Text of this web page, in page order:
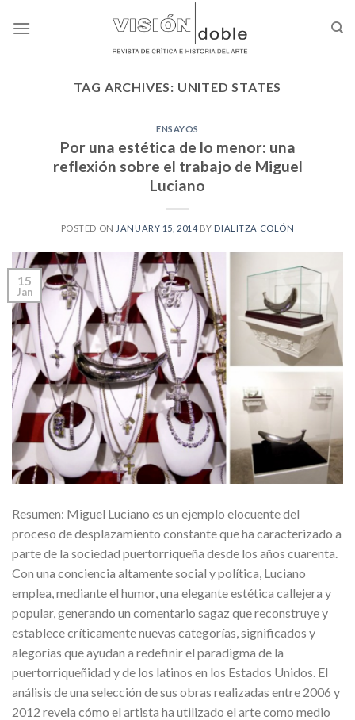
TAG ARCHIVES: UNITED STATES
ENSAYOS
Por una estética de lo menor: una
reflexión sobre el trabajo de Miguel
Luciano
POSTED ON JANUARY 15, 2014 BY DIALITZA COLÓN
15
Jan
Resumen: Miguel Luciano es un ejemplo elocuente del
proceso de desplazamiento constante que ha caracterizado a
parte de la sociedad puertorriqueña desde los años cuarenta.
Con una conciencia altamente social y política, Luciano
emplea, mediante el humor, una elegante estética callejera y
popular, generando un comentario sagaz que reconstruye y
establece críticamente nuevas categorías, significados y
alegorías que ayudan a redefinir el paradigma de la
puertorriqueñidad y de los latinos en los Estados Unidos. El
análisis de una selección de sus obras realizadas entre 2006 y
2012 revela cómo el artista ha utilizado el arte como medio